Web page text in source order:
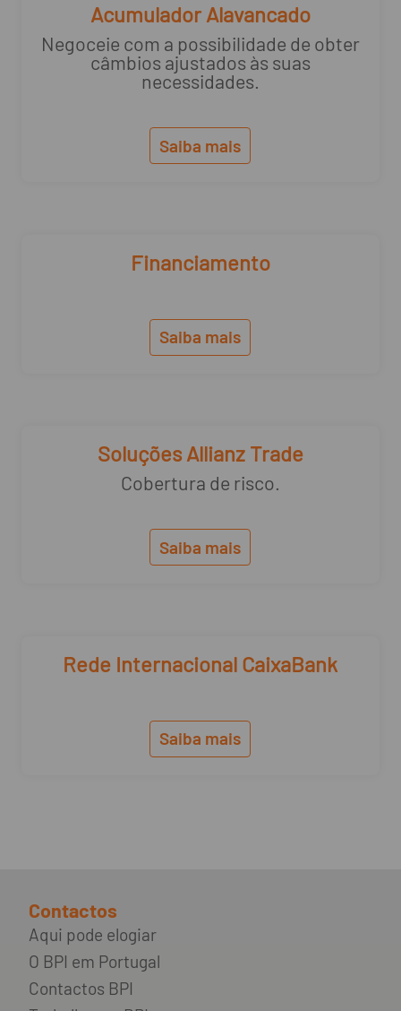
Acumulador Alavancado
Negoceie com a possibilidade de obter
câmbios ajustados às suas
necessidades.
Saiba mais
Financiamento
Saiba mais
Soluções Allianz Trade
Cobertura de risco.
Saiba mais
Rede Internacional CaixaBank
Saiba mais
Contactos
Aqui pode elogiar
O BPI em Portugal
Contactos BPI